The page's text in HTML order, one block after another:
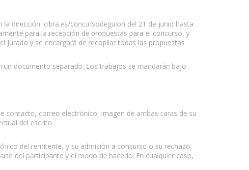
dirección: cibra.es/concursodeguion del 21 de junio hasta
para la recepción de propuestas para el concurso, y
y se encargará de recopilar todas las propuestas
documento separado. Los trabajos se mandarán bajo
correo electrónico, imagen de ambas caras de su
del escrito.
del remitente, y su admisión a concurso o su rechazo,
del participante y el modo de hacerlo. En cualquier caso,